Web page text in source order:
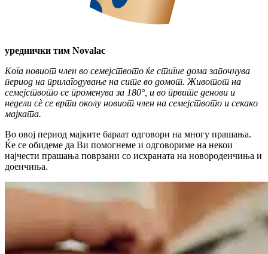
уреднички тим Novalac
Кога новиот член во семејството ќе стигне дома започнува
период на прилагодување на сите во домот. Животот на
семејството се променува за 180°, и во првите денови и
недели сѐ се врти околу новиот член на семејството и секако
мајката.
Во овој период мајките бараат одговори на многу прашања.
Ќе се обидеме да Ви помогнеме и одговориме на некои
најчести прашања поврзани со исхраната на новороденчиња и
доенчиња.